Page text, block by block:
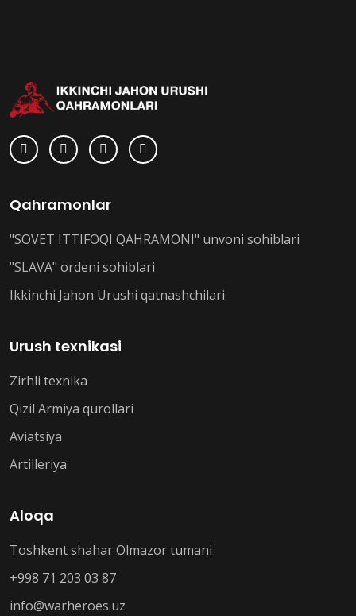
Qahramonlar
"SOVET ITTIFOQI QAHRAMONI" unvoni sohiblari
"SLAVA" ordeni sohiblari
Ikkinchi Jahon Urushi qatnashchilari
Urush texnikasi
Zirhli texnika
Qizil Armiya qurollari
Aviatsiya
Artilleriya
Aloqa
Toshkent shahar Olmazor tumani
+998 71 203 03 87
info@warheroes.uz